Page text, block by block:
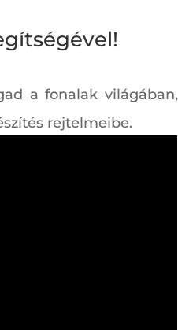
a fonalak világában,
rejtelmeibe.